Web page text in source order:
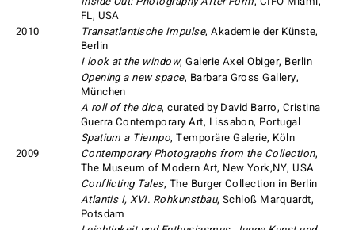
FL, USA
2010
Transatlantische Impulse, Akademie der Künste,
Berlin
I look at the window, Galerie Axel Obiger, Berlin
Opening a new space, Barbara Gross Gallery,
München
A roll of the dice, curated by David Barro, Cristina
Guerra Contemporary Art, Lissabon, Portugal
Spatium a Tiempo, Temporäre Galerie, Köln
2009
Contemporary Photographs from the Collection,
The Museum of Modern Art, New York,NY, USA
Conflicting Tales, The Burger Collection in Berlin
Atlantis I, XVI. Rohkunstbau, Schloß Marquardt,
Potsdam